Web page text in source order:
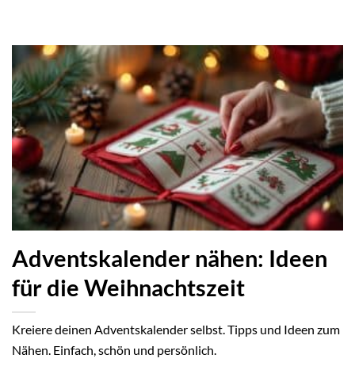
Adventskalender nähen: Ideen
für die Weihnachtszeit
Kreiere deinen Adventskalender selbst. Tipps und Ideen zum
Nähen. Einfach, schön und persönlich.